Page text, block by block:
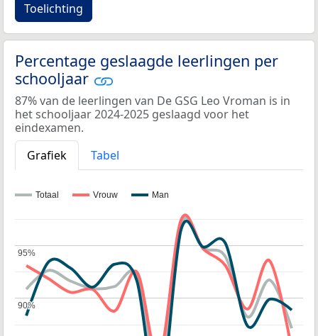
Toelichting
Percentage geslaagde leerlingen per
schooljaar
87% van de leerlingen van De GSG Leo Vroman is in
het schooljaar 2024-2025 geslaagd voor het
eindexamen.
Grafiek
Tabel
Totaal Vrouw Man
90%
90%
95%
95%